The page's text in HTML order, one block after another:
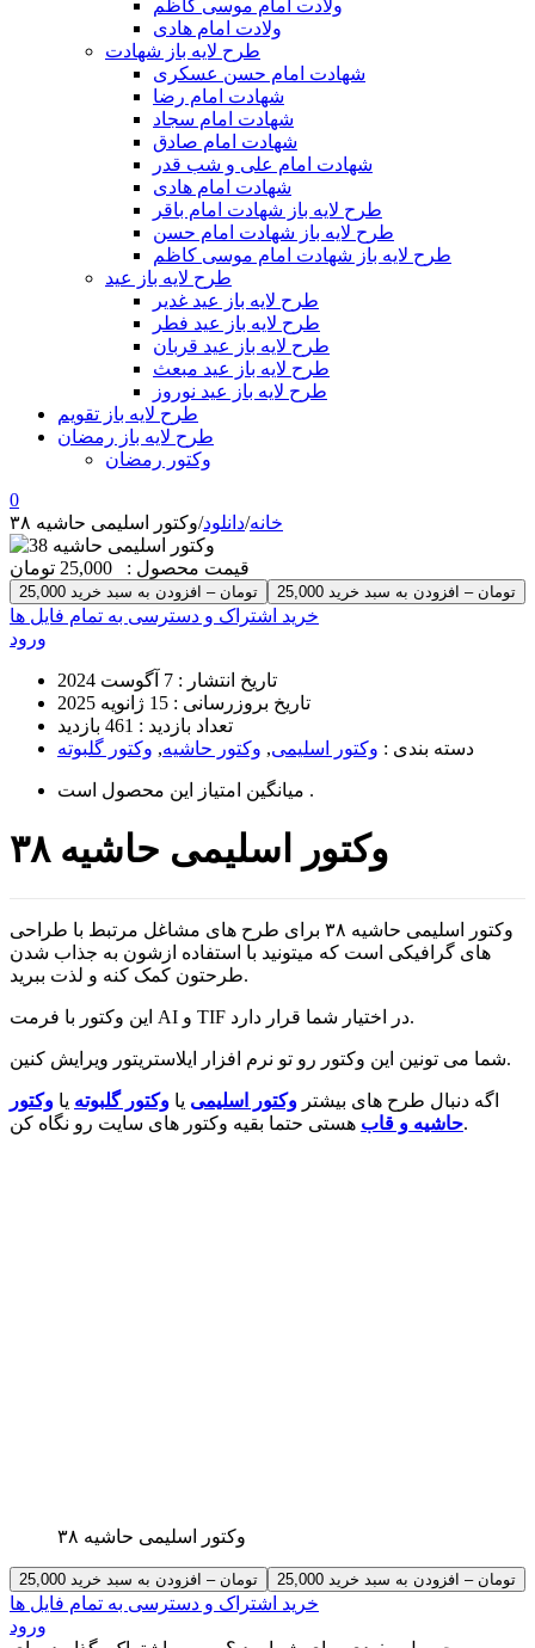
ولادت امام موسی کاظم
ولادت امام هادی
طرح لایه باز شهادت
شهادت امام حسن عسکری
شهادت امام رضا
شهادت امام سجاد
شهادت امام صادق
شهادت امام علی و شب قدر
شهادت امام هادی
طرح لایه باز شهادت امام باقر
طرح لایه باز شهادت امام حسن
طرح لایه باز شهادت امام موسی کاظم
طرح لایه باز عید
طرح لایه باز عید غدیر
طرح لایه باز عید فطر
طرح لایه باز عید قربان
طرح لایه باز عید مبعث
طرح لایه باز عید نوروز
طرح لایه باز تقویم
طرح لایه باز رمضان
وکتور رمضان
0
خانه/دانلود/وکتور اسلیمی حاشیه ۳۸
قیمت محصول : 25,000 تومان
25,000 تومان – افزودن به سبد خرید
خرید اشتراک و دسترسی به تمام فایل ها
ورود
تاریخ انتشار : 7 آگوست 2024
تاریخ بروزرسانی : 15 ژانویه 2025
تعداد بازدید : 461 بازدید
دسته بندی : وکتور اسلیمی, وکتور حاشیه, وکتور گلبوته
میانگین امتیاز این محصول است .
وکتور اسلیمی حاشیه ۳۸
وکتور اسلیمی حاشیه ۳۸ برای طرح های مشاغل مرتبط با طراحی
های گرافیکی است که میتونید با استفاده ازشون به جذاب شدن
طرحتون کمک کنه و لذت ببرید.
این وکتور با فرمت AI و TIF در اختیار شما قرار دارد.
شما می تونین این وکتور رو تو نرم افزار ایلاستریتور ویرایش کنین.
اگه دنبال طرح های بیشتر وکتور اسلیمی یا وکتور گلبوته یا وکتور
حاشیه و قابهستی حتما بقیه وکتور های سایت رو نگاه کن.
وکتور اسلیمی حاشیه ۳۸
25,000 تومان – افزودن به سبد خرید
خرید اشتراک و دسترسی به تمام فایل ها
ورود